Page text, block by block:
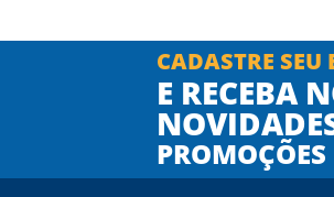
CADASTRE SEU
E RECEBA
PROMOÇÕES